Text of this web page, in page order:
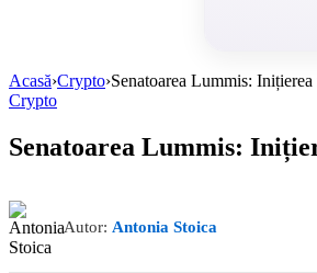
Acasă›Crypto›Senatoarea Lummis:
Crypto
Senatoarea Lummis:
Autor: Antonia Stoica